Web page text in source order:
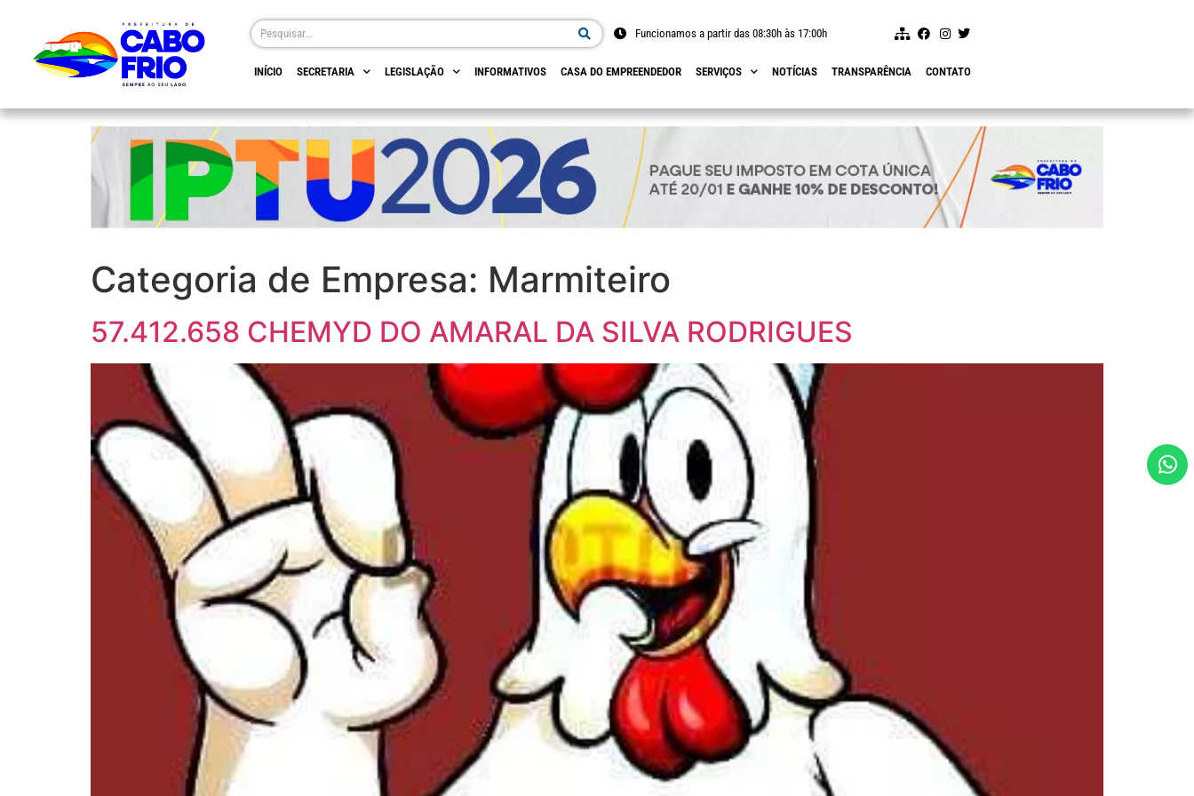
Funcionamos a partir das 08:30h às 17:00h
INÍCIO SECRETARIA LEGISLAÇÃO INFORMATIVOS CASA DO EMPREENDEDOR SERVIÇOS NOTÍCIAS TRANSPARÊNCIA CONTATO
Categoria de Empresa: Marmiteiro
57.412.658 CHEMYD DO AMARAL DA SILVA RODRIGUES